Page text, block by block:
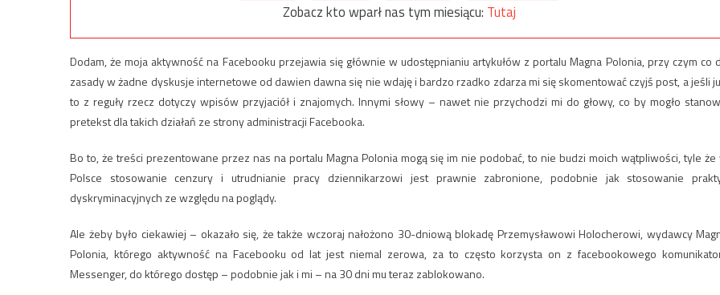
Zobacz kto wparł nas tym miesiącu: Tutaj
Dodam, że moja aktywność na Facebooku przejawia się głównie w udostępnianiu artykułów z portalu Magna Polonia, przy czym co
zasady w żadne dyskusje internetowe od dawien dawna się nie wdaję i bardzo rzadko zdarza mi się skomentować czyjś post, a jeśli
to z reguły rzecz dotyczy wpisów przyjaciół i znajomych. Innymi słowy – nawet nie przychodzi mi do głowy, co by mogło
pretekst dla takich działań ze strony administracji Facebooka.
Bo to, że treści prezentowane przez nas na portalu Magna Polonia mogą się im nie podobać, to nie budzi moich wątpliwości, tyle że
Polsce stosowanie cenzury i utrudnianie pracy dziennikarzowi jest prawnie zabronione, podobnie jak stosowanie
dyskryminacyjnych ze względu na poglądy.
Ale żeby było ciekawiej – okazało się, że także wczoraj nałożono 30-dniową blokadę Przemysławowi Holocherowi, wydawcy
Polonia, którego aktywność na Facebooku od lat jest niemal zerowa, za to często korzysta on z facebookowego
Messenger, do którego dostęp – podobnie jak i mi – na 30 dni mu teraz zablokowano.